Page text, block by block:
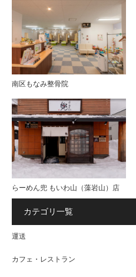
南区もなみ整骨院
らーめん兜 もいわ山（藻岩山）店
カテゴリ一覧
運送
カフェ・レストラン